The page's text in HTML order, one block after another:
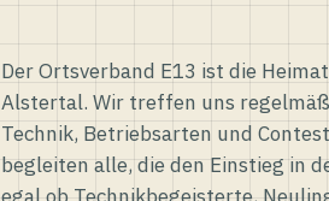
Der Ortsverband E13 ist die
Alstertal. Wir treffen uns
Technik, Betriebsarten und
begleiten alle, die den Einstieg in